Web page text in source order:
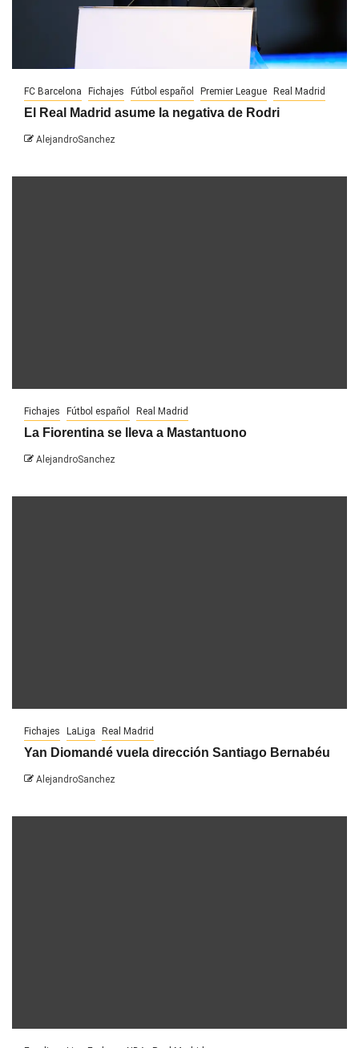
FC Barcelona Fichajes Fútbol español Premier League Real Madrid
El Real Madrid asume la negativa de Rodri
AlejandroSanchez
Fichajes Fútbol español Real Madrid
La Fiorentina se lleva a Mastantuono
AlejandroSanchez
Fichajes LaLiga Real Madrid
Yan Diomandé vuela dirección Santiago Bernabéu
AlejandroSanchez